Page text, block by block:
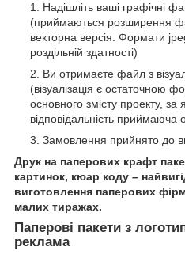
Надішліть ваші графічні
(приймаються розширення
векторна версія. Формати
роздільній здатності)
Ви отримаєте файл з
(візуалізація є остаточною
основного змісту проекту, за
відповідальність приймаюча
Замовлення прийнято до
Друк на паперових крафт
картинок, кюар коду –
виготовлення паперових
малих тиражах.
Паперові пакети з
реклама